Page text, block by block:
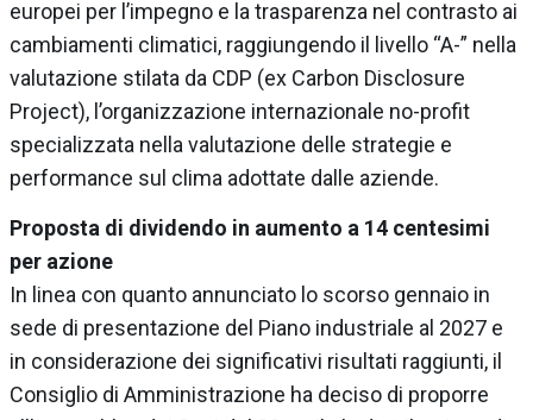
europei per l’impegno e la trasparenza nel contrasto ai
cambiamenti climatici, raggiungendo il livello “A-” nella
valutazione stilata da CDP (ex Carbon Disclosure
Project), l’organizzazione internazionale no-profit
specializzata nella valutazione delle strategie e
performance sul clima adottate dalle aziende.
Proposta di dividendo in aumento a 14 centesimi
per azione
In linea con quanto annunciato lo scorso gennaio in
sede di presentazione del Piano industriale al 2027 e
in considerazione dei significativi risultati raggiunti, il
Consiglio di Amministrazione ha deciso di proporre